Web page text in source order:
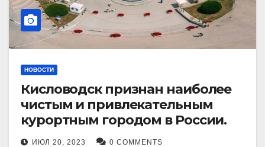
НОВОСТИ
Кисловодск признан наиболее
чистым и привлекательным
курортным городом в России.
ИЮЛ 20, 2023 0 COMMENTS